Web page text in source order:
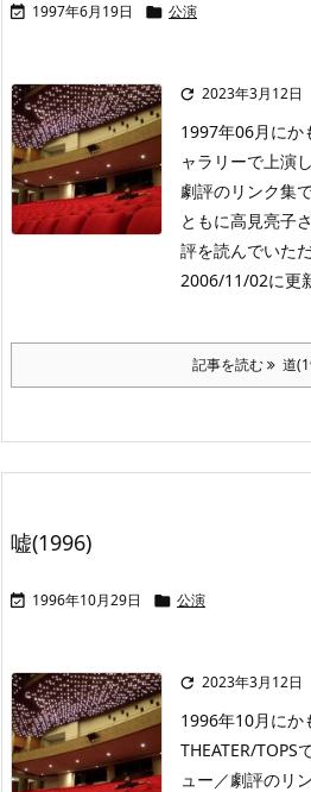
 1997年6月19日  公演
 2023年3月12日
1997年06月にか
ャラリーで上演
劇評のリンク集
ともに高見亮子
評を読んでいた
2006/11/02に更
記事を読む 道
嘘(1996)
 1996年10月29日  公演
 2023年3月12日
1996年10月にか
THEATER/TOPS
ュー／劇評のリ